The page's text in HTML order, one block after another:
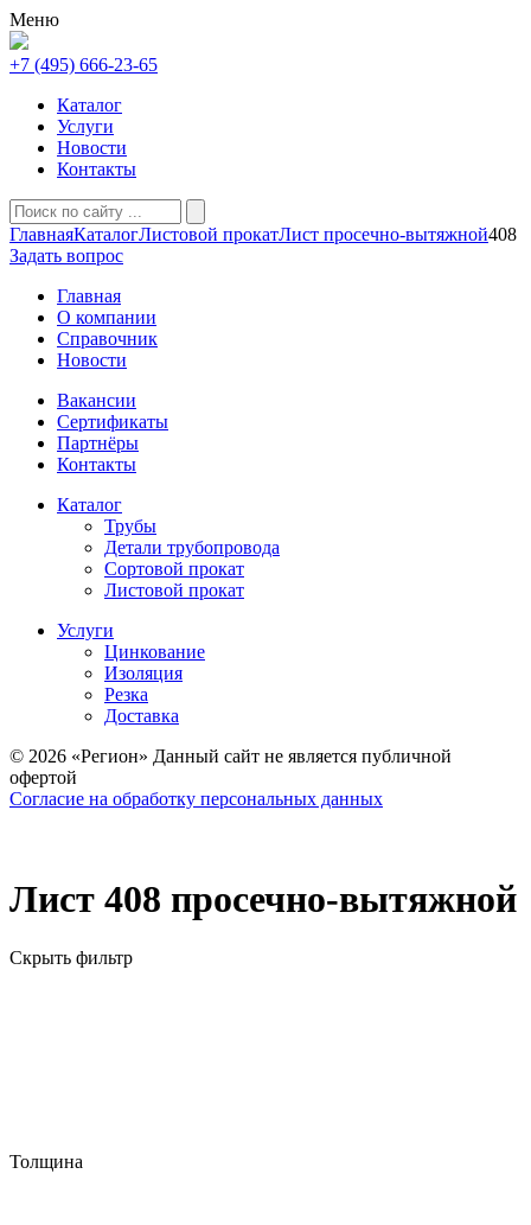
Меню
+7 (495) 666-23-65
Каталог
Услуги
Новости
Контакты
ГлавнаяКаталогЛистовой прокатЛист просечно-вытяжной408
Задать вопрос
Главная
О компании
Справочник
Новости
Вакансии
Сертификаты
Партнёры
Контакты
Каталог
Трубы
Детали трубопровода
Сортовой прокат
Листовой прокат
Услуги
Цинкование
Изоляция
Резка
Доставка
© 2026 «Регион» Данный сайт не является публичной
офертой
Согласие на обработку персональных данных
Лист 408 просечно-вытяжной
Скрыть фильтр
Толщина